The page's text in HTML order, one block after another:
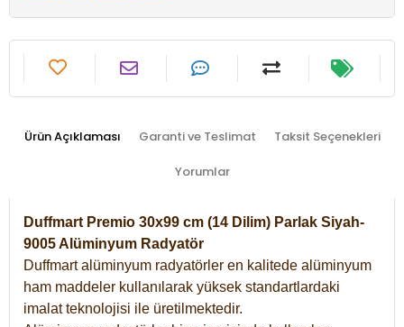
Ürün Açıklaması Garanti ve Teslimat Taksit Seçenekleri
Yorumlar
Duffmart Premio 30x99 cm (14 Dilim) Parlak Siyah-
9005 Alüminyum Radyatör
Duffmart alüminyum radyatörler en kalitede alüminyum
ham maddeler kullanılarak yüksek standartlardaki
imalat teknolojisi ile üretilmektedir.